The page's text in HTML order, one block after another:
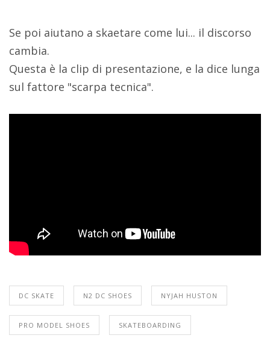
Se poi aiutano a skaetare come lui... il discorso
cambia.
Questa è la clip di presentazione, e la dice lunga
sul fattore "scarpa tecnica".
DC SKATE N2 DC SHOES NYJAH HUSTON
PRO MODEL SHOES SKATEBOARDING